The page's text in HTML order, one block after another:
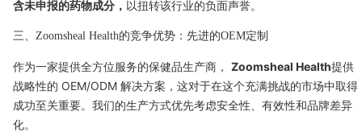
含未申报的药物成分， 以扭转该行业的负面声誉。
三、Zoomsheal Health的竞争优势：先进的OEM定制
作为一家提供全方位服务的保健品生产商， Zoomsheal Health提供
战略性的 OEM/ODM 解决方案，这对于在这个充满挑战的市场中取得
成功至关重要。我们的生产方式优先考虑安全性、有效性和品牌差异
化。